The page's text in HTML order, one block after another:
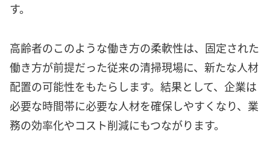
す。
高齢者のこのような働き方の柔軟性は、固定された
働き方が前提だった従来の清掃現場に、新たな人材
配置の可能性をもたらします。結果として、企業は
必要な時間帯に必要な人材を確保しやすくなり、業
務の効率化やコスト削減にもつながります。